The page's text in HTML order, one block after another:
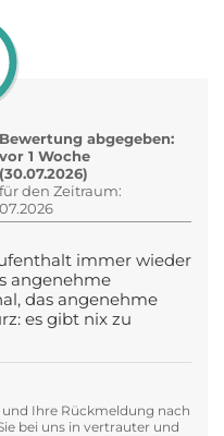
Bewertung abgegeben:
vor 1 Woche
(30.07.2026)
für den Zeitraum:
07.2026
immer wieder
angenehme
das angenehme
es gibt nix zu
Ihre Rückmeldung nach
bei uns in vertrauter und